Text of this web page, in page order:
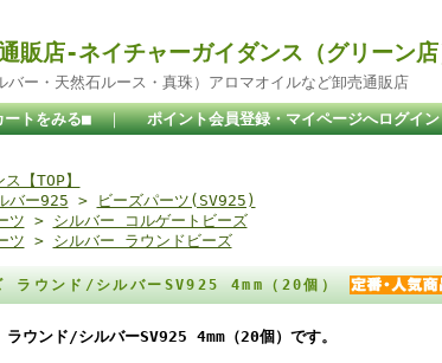
販店-ネイチャーガイダンス（グリーン
ー・天然石ルース・真珠）アロマオイルなど卸売通販店
トをみる■ ｜ ポイント会員登録・マイページへログイン
【TOP】
バー925 >
ビーズパーツ(SV925)
ツ > シルバー コルゲートビーズ
ツ > シルバー ラウンドビーズ
ラウンド/シルバーSV925 4mm（20個）
ウンド/シルバーSV925 4mm（20個）です。